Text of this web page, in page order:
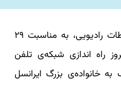
رئیس سازمان تنظیم مقررات و ارتباطات رادیویی، به مناسبت ۲۹
راه اندازی شبكه‌ی تلفن
به خانواده‌ی بزرگ ایرانسل